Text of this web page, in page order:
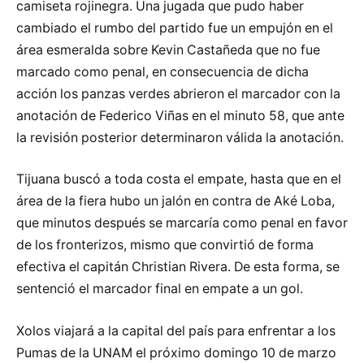
camiseta rojinegra. Una jugada que pudo haber
cambiado el rumbo del partido fue un empujón en el
área esmeralda sobre Kevin Castañeda que no fue
marcado como penal, en consecuencia de dicha
acción los panzas verdes abrieron el marcador con la
anotación de Federico Viñas en el minuto 58, que ante
la revisión posterior determinaron válida la anotación.
Tijuana buscó a toda costa el empate, hasta que en el
área de la fiera hubo un jalón en contra de Aké Loba,
que minutos después se marcaría como penal en favor
de los fronterizos, mismo que convirtió de forma
efectiva el capitán Christian Rivera. De esta forma, se
sentenció el marcador final en empate a un gol.
Xolos viajará a la capital del país para enfrentar a los
Pumas de la UNAM el próximo domingo 10 de marzo